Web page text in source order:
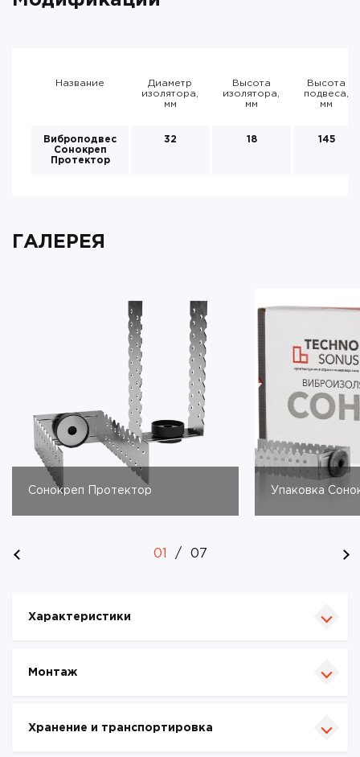
Название
Диаметр
изолятора,
мм
Высота
изолятора,
мм
Высота
подвеса,
мм
Виброподвес
Сонокреп
Протектор
32 18 145
ГАЛЕРЕЯ
Сонокреп Протектор Упаковка
01 / 07
Характеристики
Монтаж
Хранение и транспортировка